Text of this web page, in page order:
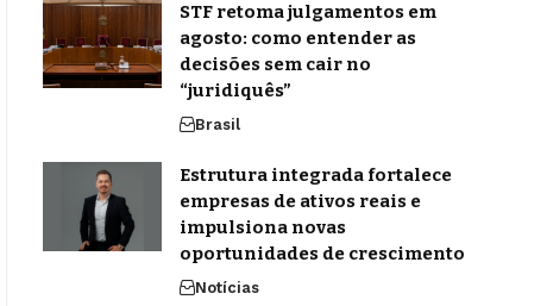
STF retoma julgamentos em
agosto: como entender as
decisões sem cair no
“juridiquês”
Brasil
Estrutura integrada fortalece
empresas de ativos reais e
impulsiona novas
oportunidades de crescimento
Notícias